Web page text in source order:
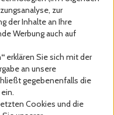
zur
der Inhalte an Ihre
Werbung auch auf
erklären Sie sich mit der
an unsere
gegebenenfalls die
Cookies und die